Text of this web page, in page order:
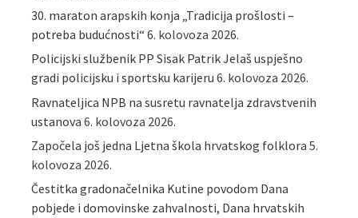
30. maraton arapskih konja „Tradicija prošlosti –
potreba budućnosti“ 6. kolovoza 2026.
Policijski službenik PP Sisak Patrik Jelaš uspješno
gradi policijsku i sportsku karijeru 6. kolovoza 2026.
Ravnateljica NPB na susretu ravnatelja zdravstvenih
ustanova 6. kolovoza 2026.
Započela još jedna Ljetna škola hrvatskog folklora 5.
kolovoza 2026.
Čestitka gradonačelnika Kutine povodom Dana
pobjede i domovinske zahvalnosti, Dana hrvatskih